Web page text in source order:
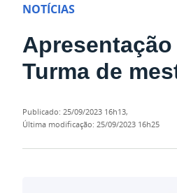
NOTÍCIAS
Turma de
publicado:25/09/2023 16h13,
última modificação:25/09/2023 16h25